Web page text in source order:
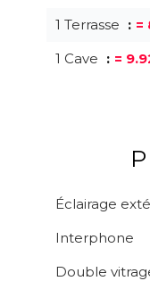
1 Terrasse
=
1 Cave
=
Éclairage
Interphone
Double